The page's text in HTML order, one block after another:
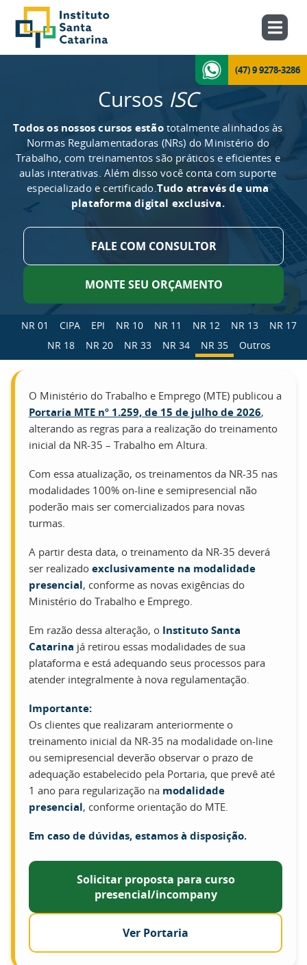
(47) 9 9278-3286
Cursos ISC
Todos os nossos cursos estãototalmente alinhados às
Normas Regulamentadoras (NRs) do Ministério do
Trabalho, com treinamentos são práticos e eficientes e
aulas interativas. Além disso você conta com suporte
especializado e certificado.Tudo através de uma
plataforma digital exclusiva.
FALE COM CONSULTOR
MONTE SEU ORÇAMENTO
NR 01 CIPA EPI NR 10 NR 11 NR 12 NR 13
NR 17
NR 18
NR 20 NR 33 NR 34 NR 35 Outros
O Ministério do Trabalho e Emprego (MTE) publicou a
Portaria MTE nº 1.259, de 15 de julho de 2026,
alterando as regras para a realização do treinamento
inicial da NR-35 – Trabalho em Altura.
Com essa atualização, os treinamentos da NR-35 nas
modalidades 100% on-line e semipresencial não
poderão mais ser comercializados para novas
turmas.
A partir desta data, o treinamento da NR-35 deverá
ser realizado exclusivamente na modalidade
presencial, conforme as novas exigências do
Ministério do Trabalho e Emprego.
Em razão dessa alteração, o Instituto Santa
Catarina já retirou essas modalidades de sua
plataforma e está adequando seus processos para
atender integralmente à nova regulamentação.
Importante:
Os clientes que realizaram anteriormente o
treinamento inicial da NR-35 na modalidade on-line
ou semipresencial deverão observar o prazo de
adequação estabelecido pela Portaria, que prevê até
1 ano para regularização na modalidade
presencial, conforme orientação do MTE.
Em caso de dúvidas, estamos à disposição.
Solicitar proposta para curso
presencial/incompany
Ver Portaria